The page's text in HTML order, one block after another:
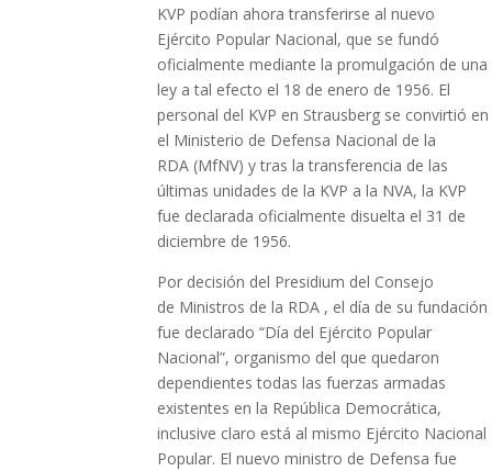
KVP podían ahora transferirse al nuevo
Ejército Popular Nacional, que se fundó
oficialmente mediante la promulgación de una
ley a tal efecto el 18 de enero de 1956. El
personal del KVP en Strausberg se convirtió en
el Ministerio de Defensa Nacional de la
RDA (MfNV) y tras la transferencia de las
últimas unidades de la KVP a la NVA, la KVP
fue declarada oficialmente disuelta el 31 de
diciembre de 1956.
Por decisión del Presidium del Consejo
de Ministros de la RDA , el día de su fundación
fue declarado “Día del Ejército Popular
Nacional”, organismo del que quedaron
dependientes todas las fuerzas armadas
existentes en la República Democrática,
inclusive claro está al mismo Ejército Nacional
Popular. El nuevo ministro de Defensa fue